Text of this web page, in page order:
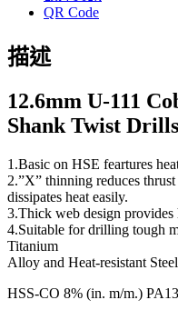
QR Code
描述
12.6mm U-111
Shank Twist
1.Basic on HSE feartures
2.”X” thinning reduces
dissipates heat easily.
3.Thick web design
4.Suitable for drilling tough
Titanium
Alloy and Heat-resistant
HSS-CO 8% (in. m/m.)